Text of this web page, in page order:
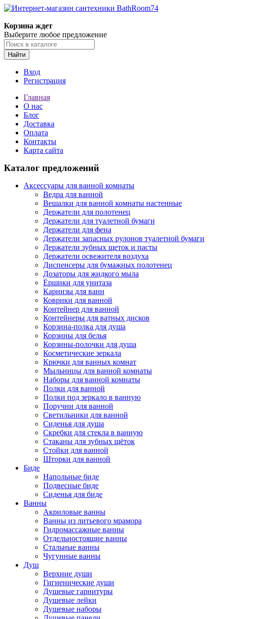
Корзина ждет
Выберите любое предложение
Найти
Вход
Регистрация
Главная
О нас
Блог
Доставка
Оплата
Контакты
Карта сайта
Каталог предложений
Аксессуары для ванной комнаты
Ведра для ванной
Вешалки для ванной комнаты настенные
Держатели для полотенец
Держатели для туалетной бумаги
Держатели для фена
Держатели запасных рулонов туалетной бумаги
Держатели зубных щеток и пасты
Держатели освежителя воздуха
Диспенсеры для бумажных полотенец
Дозаторы для жидкого мыла
Ёршики для унитаза
Карнизы для ванн
Коврики для ванной
Контейнер для ванной
Контейнеры для ватных дисков
Корзина-полка для душа
Корзины для белья
Корзины-полочки для душа
Косметические зеркала
Крючки для ванных комнат
Мыльницы для ванной комнаты
Наборы для ванной комнаты
Полки для ванной
Полки под зеркало в ванную
Поручни для ванной
Светильники для ванной
Сиденья для душа
Скребки для стекла в ванную
Стаканы для зубных щёток
Стойки для ванной
Шторки для ванной
Биде
Напольные биде
Подвесные биде
Сиденья для биде
Ванны
Акриловые ванны
Ванны из литьевого мрамора
Гидромассажные ванны
Отдельностоящие ванны
Стальные ванны
Чугунные ванны
Душ
Верхние души
Гигиенические души
Душевые гарнитуры
Душевые лейки
Душевые наборы